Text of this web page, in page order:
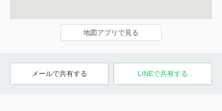
地図アプリで見る
メールで共有する LINEで共有する